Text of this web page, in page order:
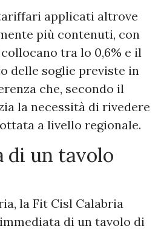
applicati altrove
più contenuti, con
tra lo 0,6% e il
delle soglie previste in
che, secondo il
la necessità di rivedere
a livello regionale.
di un tavolo
la Fit Cisl Calabria
di un tavolo di